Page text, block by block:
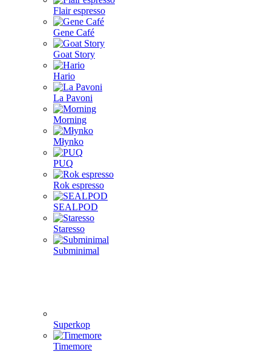
Flair espresso
Gene Café
Goat Story
Hario
La Pavoni
Morning
Młynko
PUQ
Rok espresso
SEALPOD
Staresso
Subminimal
Superkop
Timemore